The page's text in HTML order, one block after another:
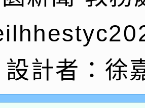
康講座「吃得安
鼓勵退休同仁踴
結果公告(無人
動共學行動站研
理115年度閱讀
推動專業研習
能─人工智慧
設計者：徐